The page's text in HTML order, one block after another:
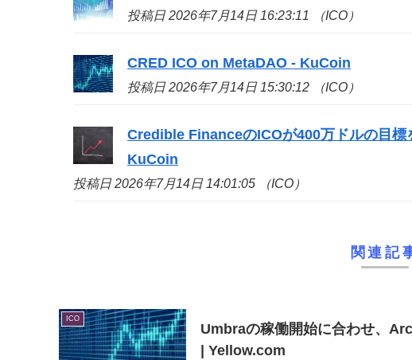
投稿日 2026年7月14日 16:23:11 （ICO）
CRED ICO on MetaDAO - KuCoin
投稿日 2026年7月14日 15:30:12 （ICO）
Credible FinanceのICOが400万ドルの目
KuCoin
投稿日 2026年7月14日 14:01:05 （ICO）
関連記
ICO
Umbraの稼働開始に合わせ、
| Yellow.com